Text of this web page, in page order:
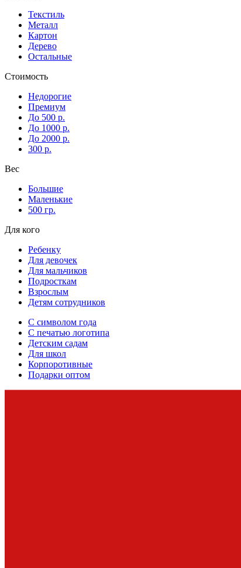
Текстиль
Металл
Картон
Дерево
Остальные
Стоимость
Недорогие
Премиум
До 500 р.
До 1000 р.
До 2000 р.
300 р.
Вес
Большие
Маленькие
500 гр.
Для кого
Ребенку
Для девочек
Для мальчиков
Подросткам
Взрослым
Детям сотрудников
С символом года
С печатью логотипа
Детским садам
Для школ
Корпоротивные
Подарки оптом